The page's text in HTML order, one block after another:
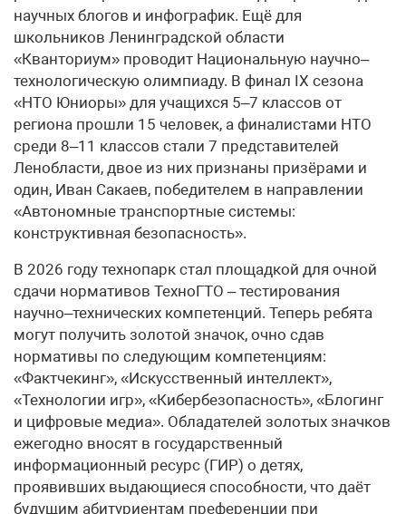
научных блогов и инфографик. Ещё для
школьников Ленинградской области
«Кванториум» проводит Национальную научно–
технологическую олимпиаду. В финал IX сезона
«НТО Юниоры» для учащихся 5–7 классов от
региона прошли 15 человек, а финалистами НТО
среди 8–11 классов стали 7 представителей
Ленобласти, двое из них признаны призёрами и
один, Иван Сакаев, победителем в направлении
«Автономные транспортные системы:
конструктивная безопасность».
В 2026 году технопарк стал площадкой для очной
сдачи нормативов ТехноГТО – тестирования
научно–технических компетенций. Теперь ребята
могут получить золотой значок, очно сдав
нормативы по следующим компетенциям:
«Фактчекинг», «Искусственный интеллект»,
«Технологии игр», «Кибербезопасность», «Блогинг
и цифровые медиа». Обладателей золотых значков
ежегодно вносят в государственный
информационный ресурс (ГИР) о детях,
проявивших выдающиеся способности, что даёт
будущим абитуриентам преференции при